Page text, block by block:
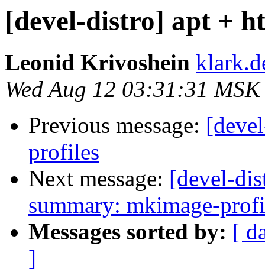
[devel-distro] apt +
Leonid Krivoshein
Wed Aug 12 03:31:31
Previous message:
profiles
Next message: [devel-
summary: mkimage-
Messages sorted by: [
]